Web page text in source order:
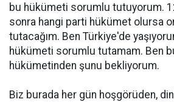
bu hükümeti sorumlu tutuyorum.
sonra hangi parti hükümet olursa
tutacağım. Ben Türkiye'de
hükümeti sorumlu tutamam. Ben
hükümetinden şunu bekliyorum.
Biz burada her gün hoşgörüden,